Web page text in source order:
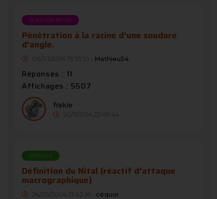
QUESTION POSÉE
Pénétration à la racine d'une soudure
d'angle.
06/03/2014 19:55:10 - Mathieu54
Réponses : 11
Affichages : 5507
frakie
20/11/2014 22:49:44
[RÉSOLU]
Définition du Nital (réactif d'attaque
macrographique)
24/05/2004 13:43:16 - céquoi